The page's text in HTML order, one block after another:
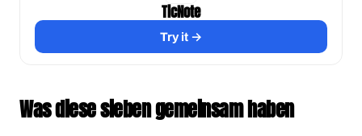
TicNote
Try it →
Was diese sieben gemeinsam haben